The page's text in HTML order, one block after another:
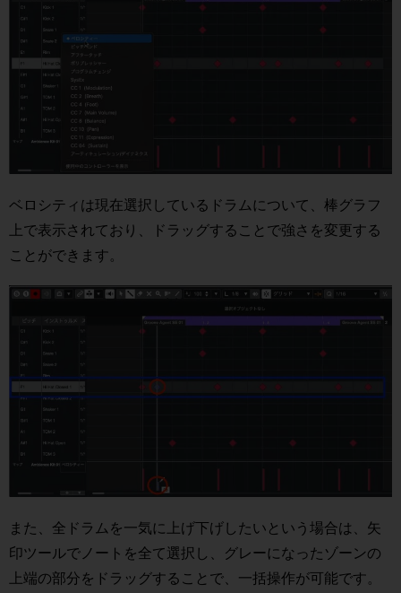
ベロシティは現在選択しているドラムについて、棒グラフ
上で表示されており、ドラッグすることで強さを変更する
ことができます。
また、全ドラムを一気に上げ下げしたいという場合は、矢
印ツールでノートを全て選択し、グレーになったゾーンの
上端の部分をドラッグすることで、一括操作が可能です。